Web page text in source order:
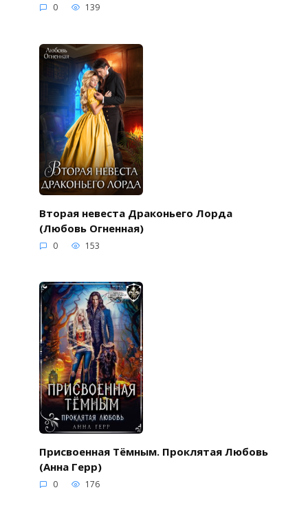
0 139
Вторая невеста Драконьего Лорда
(Любовь Огненная)
0 153
Присвоенная Тёмным. Проклятая Любовь
(Анна Герр)
0 176